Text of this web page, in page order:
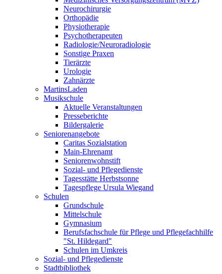
Neurochirurgie
Orthopädie
Physiotherapie
Psychotherapeuten
Radiologie/Neuroradiologie
Sonstige Praxen
Tierärzte
Urologie
Zahnärzte
MartinsLaden
Musikschule
Aktuelle Veranstaltungen
Presseberichte
Bildergalerie
Seniorenangebote
Caritas Sozialstation
Main-Ehrenamt
Seniorenwohnstift
Sozial- und Pflegedienste
Tagesstätte Herbstsonne
Tagespflege Ursula Wiegand
Schulen
Grundschule
Mittelschule
Gymnasium
Berufsfachschule für Pflege und Pflegefachhilfe
"St. Hildegard"
Schulen im Umkreis
Sozial- und Pflegedienste
Stadtbibliothek